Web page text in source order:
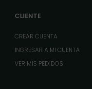
CLIENTE
CREAR CUENTA
INGRESAR A MI CUENTA
VER MIS PEDIDOS